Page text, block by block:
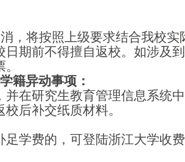
，将按照上级要求结合我校实
期前不得擅自返校。如涉及到
籍异动事项：
在研究生教育管理信息系统
后补交纸质材料。
学费的，可登陆浙江大学收